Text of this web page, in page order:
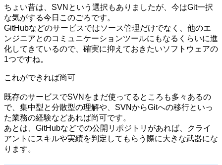
ちょい昔は、SVNという選択もありましたが、今はGit一択
な気がする今日このごろです。
GitHubなどのサービスではソース管理だけでなく、他のエ
ンジニアとのコミュニケーションツールにもなるくらいに進
化してきているので、確実に抑えておきたいソフトウェアの
1つですね。
これができれば尚可
既存のサービスでSVNをまだ使ってるところも多々あるの
で、集中型と分散型の理解や、SVNからGitへの移行といっ
た業務の経験などあれば尚可です。
あとは、GitHubなどでの公開リポジトリがあれば、クライ
アントにスキルや実績を判定してもらう際に大きな武器にな
ります。